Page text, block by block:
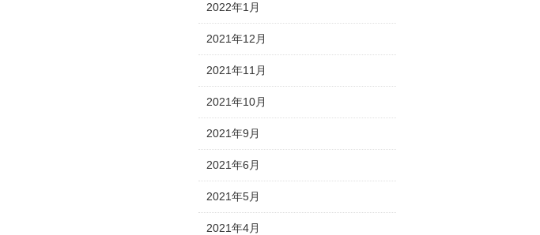
2022年1月
2021年12月
2021年11月
2021年10月
2021年9月
2021年6月
2021年5月
2021年4月